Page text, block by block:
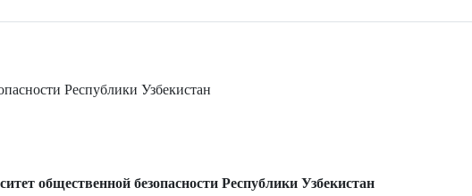
Республики Узбекистан
общественной безопасности Республики Узбекистан